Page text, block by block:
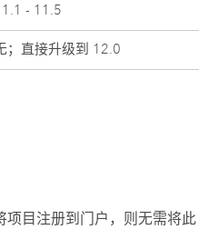
- 11.5
；直接升级到 12.0
项目注册到门户，则无需将此